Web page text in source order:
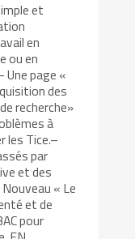
et
en
ou en
page «
des
recherche»
à
les Tice.–
par
et des
« Le
et de
pour